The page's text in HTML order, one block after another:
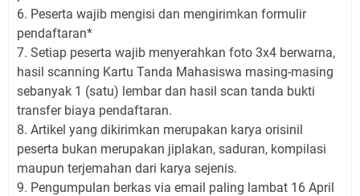
6. Peserta wajib mengisi dan mengirimkan formulir
pendaftaran*
7. Setiap peserta wajib menyerahkan foto 3x4 berwarna,
hasil scanning Kartu Tanda Mahasiswa masing-masing
sebanyak 1 (satu) lembar dan hasil scan tanda bukti
transfer biaya pendaftaran.
8. Artikel yang dikirimkan merupakan karya orisinil
peserta bukan merupakan jiplakan, saduran, kompilasi
maupun terjemahan dari karya sejenis.
9. Pengumpulan berkas via email paling lambat 16 April